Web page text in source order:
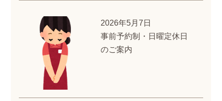
2026年5月7日
事前予約制・日曜定休日
のご案内